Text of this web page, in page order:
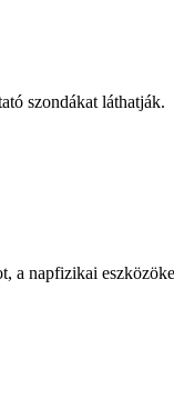
szondákat láthatják.
a napfizikai